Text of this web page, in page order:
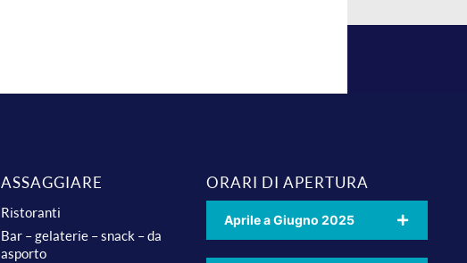
ASSAGGIARE
Ristoranti
Bar – gelaterie – snack – da
asporto
ORARI DI APERTURA
Aprile a Giugno 2025